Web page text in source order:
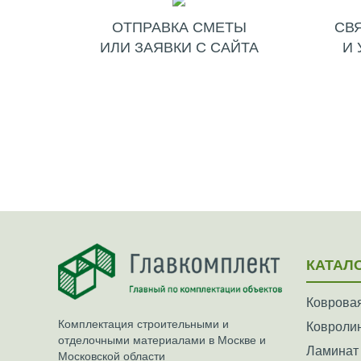
ОТПРАВКА СМЕТЫ
ИЛИ ЗАЯВКИ С САЙТА
И
Комплектация строительными и
отделочными материалами в Москве и
Московской области
Ламинат